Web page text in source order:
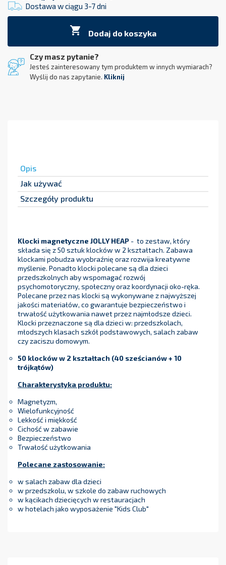
Dostawa w ciągu 3-7 dni
 Dodaj do koszyka
Czy masz pytanie?
Jesteś zainteresowany tym produktem w innych wymiarach?
Wyślij do nas zapytanie. Kliknij
Opis
Jak używać
Szczegóły produktu
Klocki magnetyczne JOLLY HEAP - to zestaw, który
składa się z 50 sztuk klocków w 2 kształtach. Zabawa
klockami pobudza wyobraźnię oraz rozwija kreatywne
myślenie. Ponadto klocki polecane są dla dzieci
przedszkolnych aby wspomagać rozwój
psychomotoryczny, społeczny oraz koordynacji oko-ręka.
Polecane przez nas klocki są wykonywane z najwyższej
jakości materiałów, co gwarantuje bezpieczeństwo i
trwałość użytkowania nawet przez najmłodsze dzieci.
Klocki przeznaczone są dla dzieci w: przedszkolach,
młodszych klasach szkół podstawowych, salach zabaw
czy zaciszu domowym.
50 klocków w 2 kształtach (40 sześcianów + 10
trójkątów)
Charakterystyka produktu:
Magnetyzm,
Wielofunkcyjność
Lekkość i miękkość
Cichość w zabawie
Bezpieczeństwo
Trwałość użytkowania
Polecane zastosowanie:
w salach zabaw dla dzieci
w przedszkolu, w szkole do zabaw ruchowych
w kącikach dziecięcych w restauracjach
w hotelach jako wyposażenie "Kids Club"